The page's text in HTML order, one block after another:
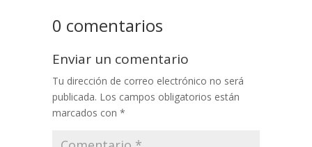
0 comentarios
Enviar un comentario
Tu dirección de correo electrónico no será
publicada. Los campos obligatorios están
marcados con *